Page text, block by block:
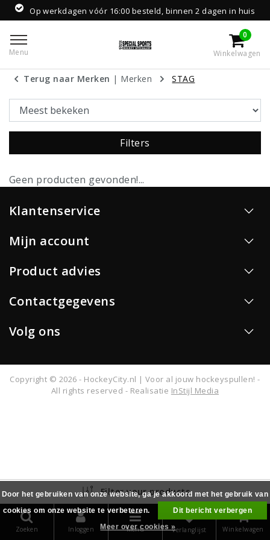
Op werkdagen vóór 16:00 besteld, binnen 2 dagen in huis
Menu
0
Winkelwagen
Terug naar Merken | Merken STAG
Filters
Geen producten gevonden!...
Klantenservice
Mijn account
Product advies
Contactgegevens
Volg ons
Copyright © 2026 - HockeyCity.nl | Voor al jouw hockeyspullen! -
All rights reserved - Realisatie InStijl Media
Filter your products
Zoeken Inloggen Menu Verlanglijst
0
Winkelwagen
Door het gebruiken van onze website, ga je akkoord met het gebruik van
cookies om onze website te verbeteren.
Dit bericht verbergen
Meer over cookies »